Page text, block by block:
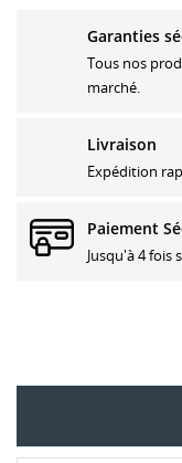
Garanties
Tous nos
marché.
Livraison
Expédition
Paiement
Jusqu'à 4 fois